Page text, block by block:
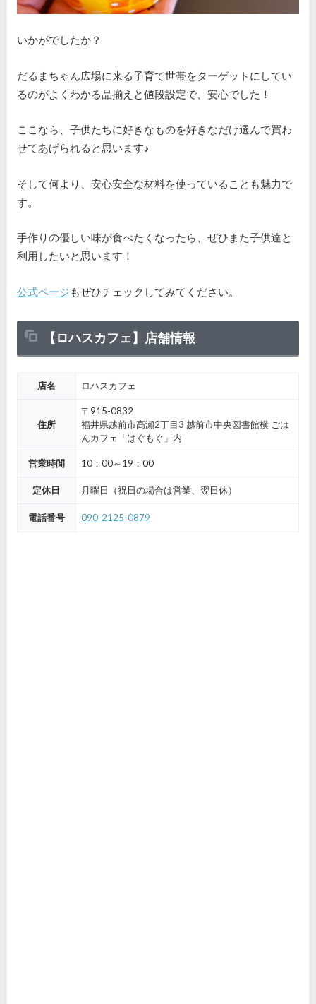
いかがでしたか？
だるまちゃん広場に来る子育て世帯をターゲットにしてい
るのがよくわかる品揃えと値段設定で、安心でした！
ここなら、子供たちに好きなものを好きなだけ選んで買わ
せてあげられると思います♪
そして何より、安心安全な材料を使っていることも魅力で
す。
手作りの優しい味が食べたくなったら、ぜひまた子供達と
利用したいと思います！
公式ページ もぜひチェックしてみてください。
【ロハスカフェ】店舗情報
店名 ロハスカフェ
住所
〒915-0832
福井県越前市高瀬2丁目3 越前市中央図書館横 ごは
んカフェ「はぐもぐ」内
営業時間 10：00～19：00
定休日 月曜日（祝日の場合は営業、翌日休）
電話番号 090-2125-0879